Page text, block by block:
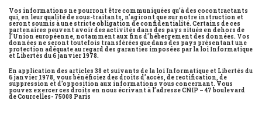
Vos informations ne pourront être communiquées qu’à des cocontractants
qui, en leur qualité de sous-traitants, n’agiront que sur notre instruction et
seront soumis à une stricte obligation de confidentialité. Certains de ces
partenaires peuvent avoir des activités dans des pays situés en dehors de
l’Union européenne, notamment aux fins d’hébergement des données. Vos
données ne seront toutefois transférées que dans des pays présentant une
protection adéquate au regard des garanties imposées par la loi Informatique
et Libertés du 6 janvier 1978.
En application des articles 38 et suivants de la loi Informatique et Libertés du
6 janvier 1978, vous bénéficiez des droits d’accès, de rectification, de
suppression et d’opposition aux informations vous concernant. Vous
pouvez exercer ces droits en nous écrivant à l’adresse CNIP – 47 boulevard
de Courcelles- 75008 Paris